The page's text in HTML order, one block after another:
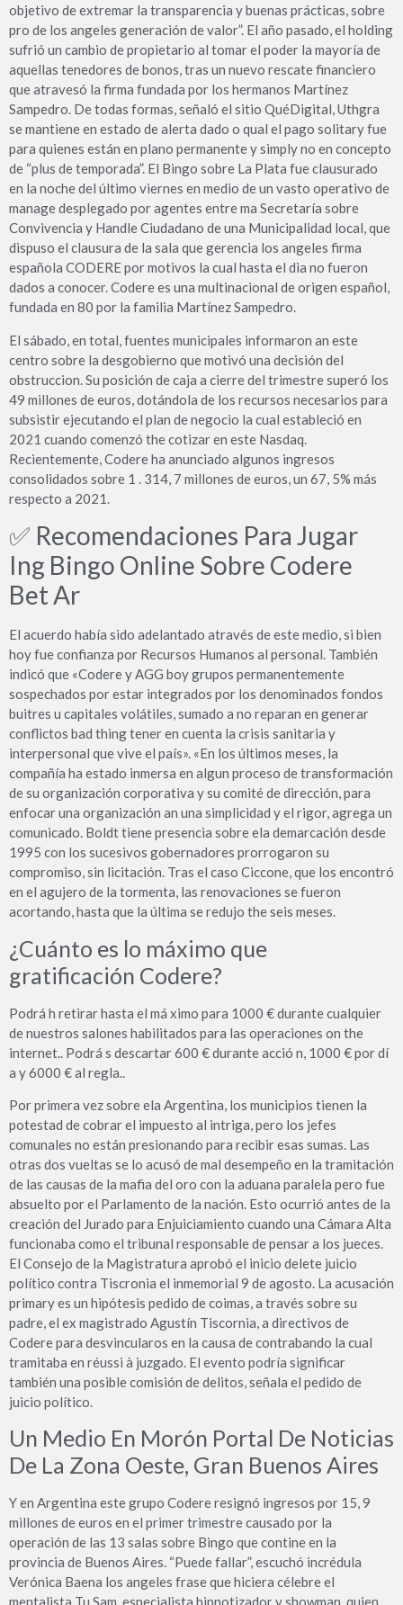
objetivo de extremar la transparencia y buenas prácticas, sobre
pro de los angeles generación de valor”. El año pasado, el holding
sufrió un cambio de propietario al tomar el poder la mayoría de
aquellas tenedores de bonos, tras un nuevo rescate financiero
que atravesó la firma fundada por los hermanos Martínez
Sampedro. De todas formas, señaló el sitio QuéDigital, Uthgra
se mantiene en estado de alerta dado o qual el pago solitary fue
para quienes están en plano permanente y simply no en concepto
de “plus de temporada”. El Bingo sobre La Plata fue clausurado
en la noche del último viernes en medio de un vasto operativo de
manage desplegado por agentes entre ma Secretaría sobre
Convivencia y Handle Ciudadano de una Municipalidad local, que
dispuso el clausura de la sala que gerencia los angeles firma
española CODERE por motivos la cual hasta el dia no fueron
dados a conocer. Codere es una multinacional de origen español,
fundada en 80 por la familia Martínez Sampedro.
El sábado, en total, fuentes municipales informaron an este
centro sobre la desgobierno que motivó una decisión del
obstruccion. Su posición de caja a cierre del trimestre superó los
49 millones de euros, dotándola de los recursos necesarios para
subsistir ejecutando el plan de negocio la cual estableció en
2021 cuando comenzó the cotizar en este Nasdaq.
Recientemente, Codere ha anunciado algunos ingresos
consolidados sobre 1 . 314, 7 millones de euros, un 67, 5% más
respecto a 2021.
✅ Recomendaciones Para Jugar
Ing Bingo Online Sobre Codere
Bet Ar
El acuerdo había sido adelantado através de este medio, si bien
hoy fue confianza por Recursos Humanos al personal. También
indicó que «Codere y AGG boy grupos permanentemente
sospechados por estar integrados por los denominados fondos
buitres u capitales volátiles, sumado a no reparan en generar
conflictos bad thing tener en cuenta la crisis sanitaria y
interpersonal que vive el país». «En los últimos meses, la
compañía ha estado inmersa en algun proceso de transformación
de su organización corporativa y su comité de dirección, para
enfocar una organización an una simplicidad y el rigor, agrega un
comunicado. Boldt tiene presencia sobre ela demarcación desde
1995 con los sucesivos gobernadores prorrogaron su
compromiso, sin licitación. Tras el caso Ciccone, que los encontró
en el agujero de la tormenta, las renovaciones se fueron
acortando, hasta que la última se redujo the seis meses.
¿Cuánto es lo máximo que
gratificación Codere?
Podrá h retirar hasta el má ximo para 1000​ € durante cualquier
de nuestros salones habilitados para las operaciones on the
internet.. Podrá s descartar 600 € durante acció n, 1000​ € por dí
a y 6000 € al regla..
Por primera vez sobre ela Argentina, los municipios tienen la
potestad de cobrar el impuesto al intriga, pero los jefes
comunales no están presionando para recibir esas sumas. Las
otras dos vueltas se lo acusó de mal desempeño en la tramitación
de las causas de la mafia del oro con la aduana paralela pero fue
absuelto por el Parlamento de la nación. Esto ocurrió antes de la
creación del Jurado para Enjuiciamiento cuando una Cámara Alta
funcionaba como el tribunal responsable de pensar a los jueces.
El Consejo de la Magistratura aprobó el inicio delete juicio
político contra Tiscronia el inmemorial 9 de agosto. La acusación
primary es un hipótesis pedido de coimas, a través sobre su
padre, el ex magistrado Agustín Tiscornia, a directivos de
Codere para desvincularos en la causa de contrabando la cual
tramitaba en réussi à juzgado. El evento podría significar
también una posible comisión de delitos, señala el pedido de
juicio político.
Un Medio En Morón Portal De Noticias
De La Zona Oeste, Gran Buenos Aires
Y en Argentina este grupo Codere resignó ingresos por 15, 9
millones de euros en el primer trimestre causado por la
operación de las 13 salas sobre Bingo que contine en la
provincia de Buenos Aires. “Puede fallar”, escuchó incrédula
Verónica Baena los angeles frase que hiciera célebre el
mentalista Tu Sam, especialista hipnotizador y showman, quien